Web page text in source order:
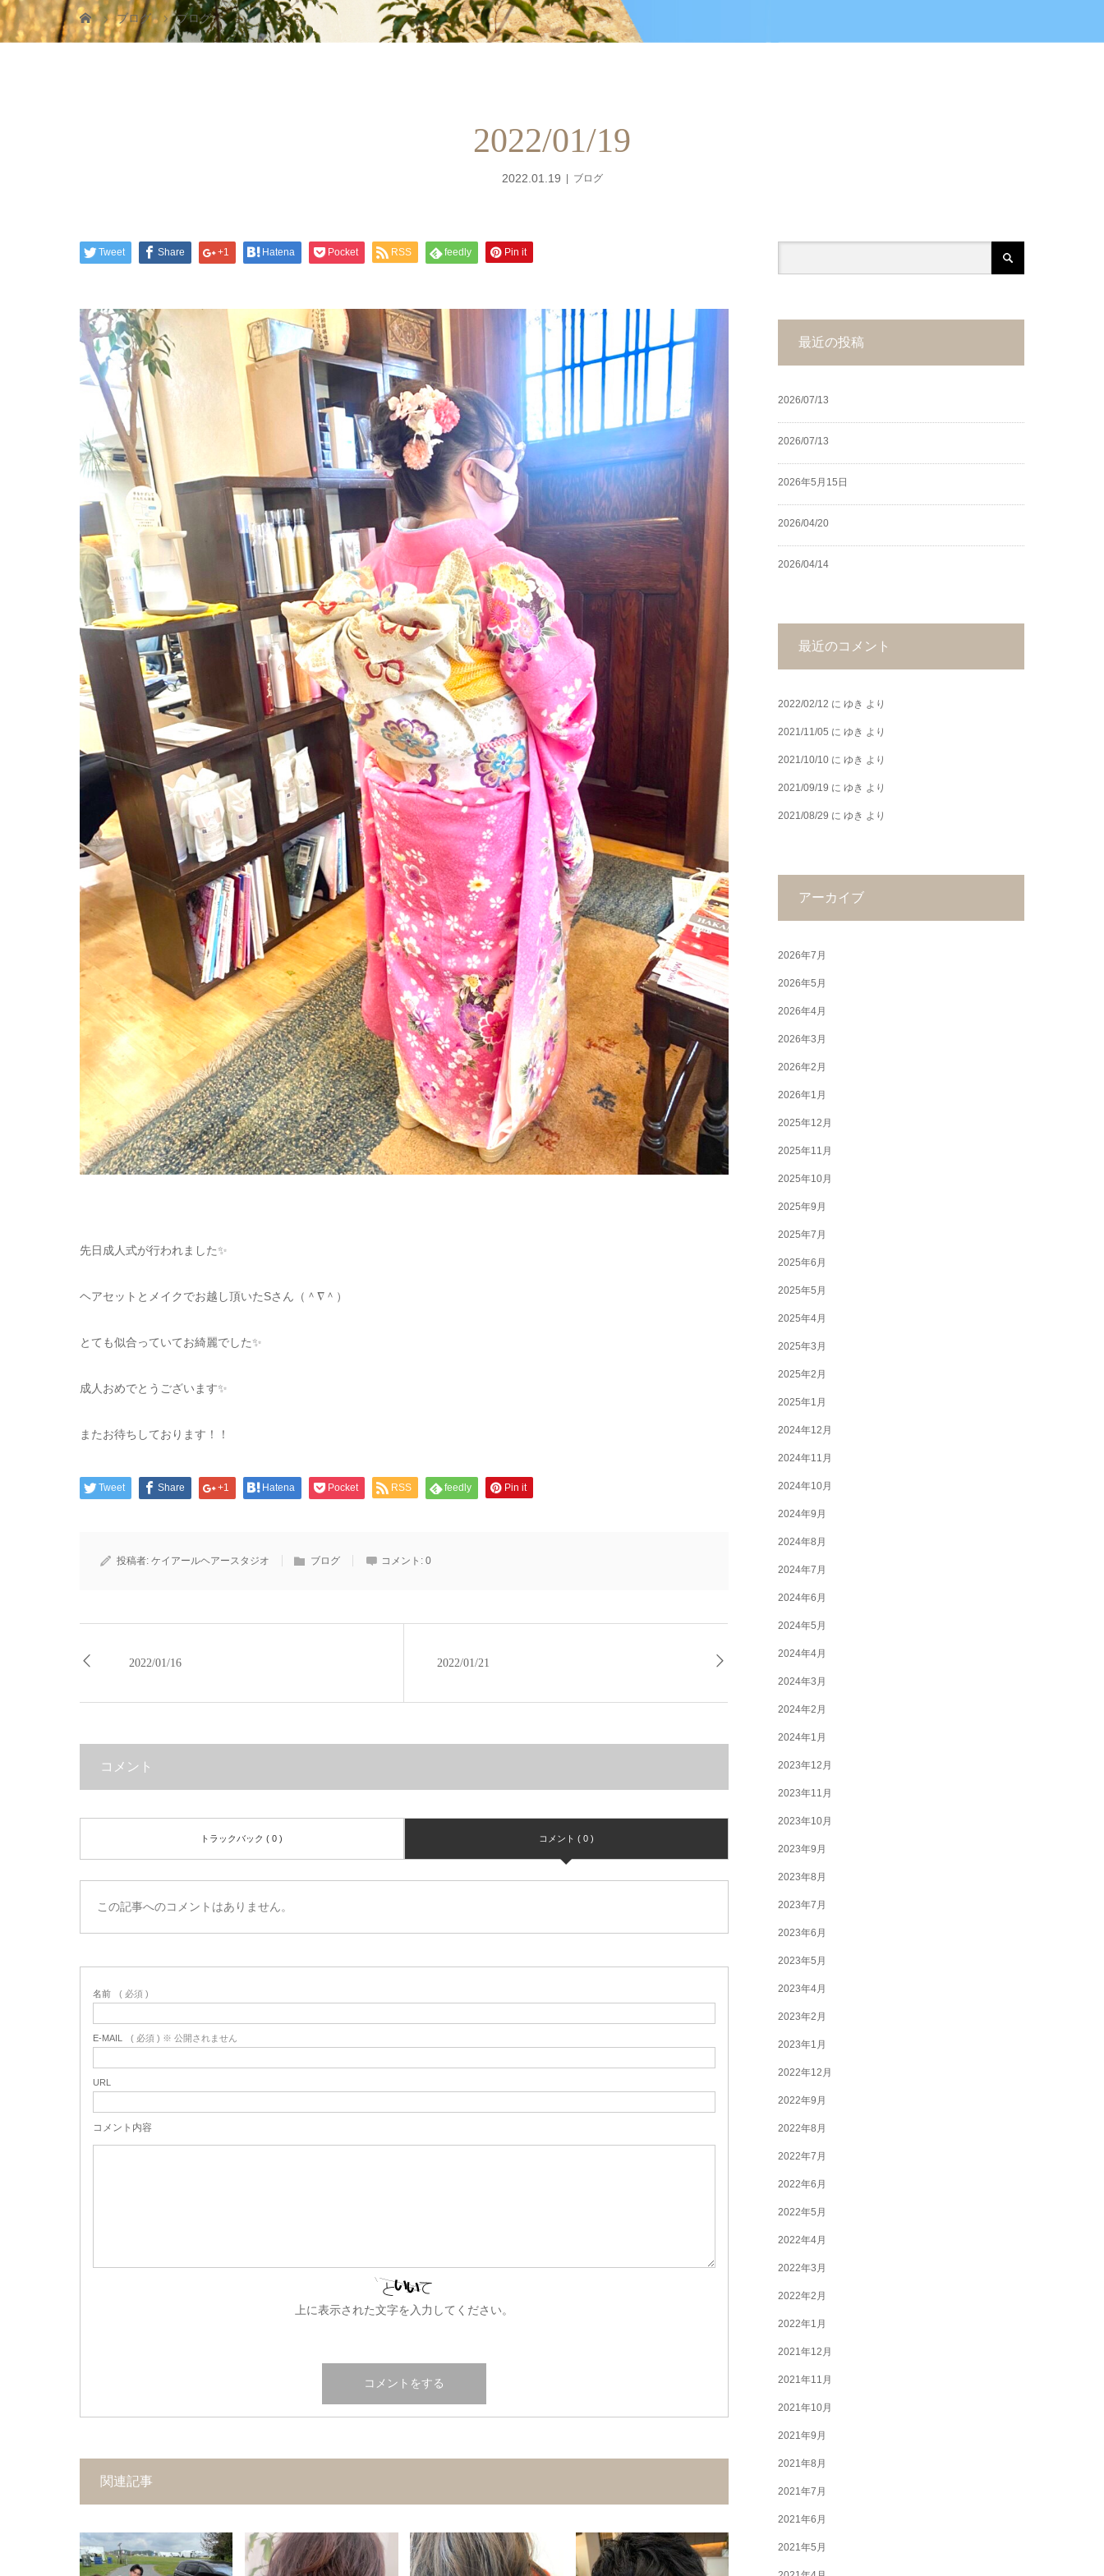
ブログ ブログ
2022/01/19
2022.01.19 ブログ
Tweet Share +1 Hatena Pocket RSS feedly Pin it
先日成人式が行われました✨
ヘアセットとメイクでお越し頂いたSさん（＾∇＾）
とても似合っていてお綺麗でした✨
成人おめでとうございます✨
またお待ちしております！！
Tweet Share +1 Hatena Pocket RSS feedly Pin it
投稿者: ケイアールヘアースタジオ ブログ コメント: 0
2022/01/16 2022/01/21
コメント
トラックバック ( 0 ) コメント ( 0 )
この記事へのコメントはありません。
名前 ( 必須 )
E-MAIL ( 必須 ) ※ 公開されません
URL
コメント内容
上に表示された文字を入力してください。
関連記事
最近の投稿
2026/07/13
2026/07/13
2026年5月15日
2026/04/20
2026/04/14
最近のコメント
2022/02/12 に ゆき より
2021/11/05 に ゆき より
2021/10/10 に ゆき より
2021/09/19 に ゆき より
2021/08/29 に ゆき より
アーカイブ
2026年7月
2026年5月
2026年4月
2026年3月
2026年2月
2026年1月
2025年12月
2025年11月
2025年10月
2025年9月
2025年7月
2025年6月
2025年5月
2025年4月
2025年3月
2025年2月
2025年1月
2024年12月
2024年11月
2024年10月
2024年9月
2024年8月
2024年7月
2024年6月
2024年5月
2024年4月
2024年3月
2024年2月
2024年1月
2023年12月
2023年11月
2023年10月
2023年9月
2023年8月
2023年7月
2023年6月
2023年5月
2023年4月
2023年2月
2023年1月
2022年12月
2022年9月
2022年8月
2022年7月
2022年6月
2022年5月
2022年4月
2022年3月
2022年2月
2022年1月
2021年12月
2021年11月
2021年10月
2021年9月
2021年8月
2021年7月
2021年6月
2021年5月